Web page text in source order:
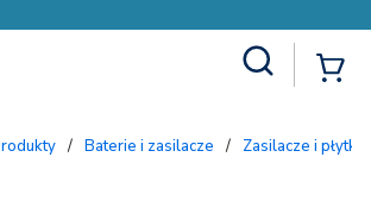
Produkty / Baterie i zasilacze / Zasilacze i płytki